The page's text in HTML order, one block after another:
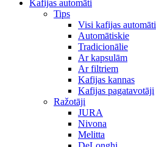
Kafijas automāti
Tips
Visi kafijas automāti
Automātiskie
Tradicionālie
Ar kapsulām
Ar filtriem
Kafijas kannas
Kafijas pagatavotāji
Ražotāji
JURA
Nivona
Melitta